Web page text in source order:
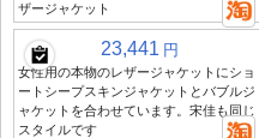
ザージャケット
23,441 円
女性用の本物のレザージャケットにショ
ートシープスキンジャケットとバブルジ
ャケットを合わせています。宋佳も同じ
スタイルです